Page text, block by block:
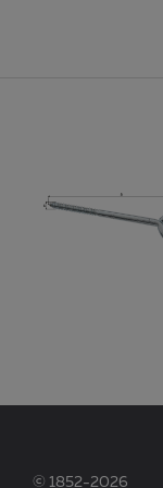
© 1852-2026